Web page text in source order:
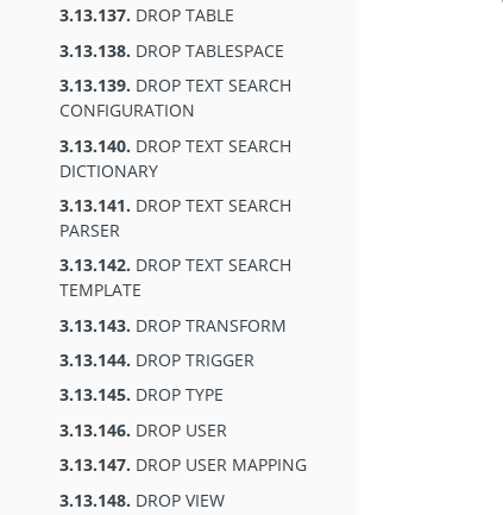
3.13.137. DROP TABLE
3.13.138. DROP TABLESPACE
3.13.139. DROP TEXT SEARCH
CONFIGURATION
3.13.140. DROP TEXT SEARCH
DICTIONARY
3.13.141. DROP TEXT SEARCH
PARSER
3.13.142. DROP TEXT SEARCH
TEMPLATE
3.13.143. DROP TRANSFORM
3.13.144. DROP TRIGGER
3.13.145. DROP TYPE
3.13.146. DROP USER
3.13.147. DROP USER MAPPING
3.13.148. DROP VIEW